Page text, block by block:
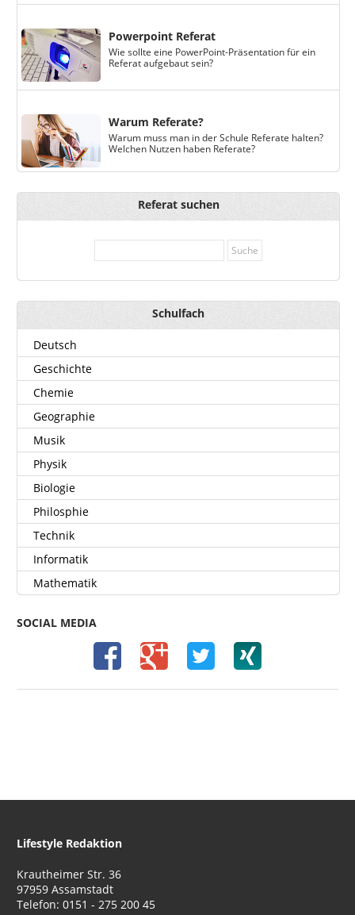
Powerpoint Referat
Wie sollte eine PowerPoint-Präsentation für ein
Referat aufgebaut sein?
Warum Referate?
Warum muss man in der Schule Referate halten?
Welchen Nutzen haben Referate?
Referat suchen
Schulfach
Deutsch
Geschichte
Chemie
Geographie
Musik
Physik
Biologie
Philosphie
Technik
Informatik
Mathematik
SOCIAL MEDIA
Lifestyle Redaktion
Krautheimer Str. 36
97959 Assamstadt
Telefon: 0151 - 275 200 45